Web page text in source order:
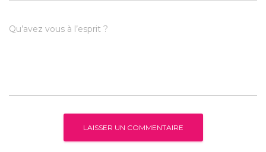
Qu’avez vous à l’esprit ?